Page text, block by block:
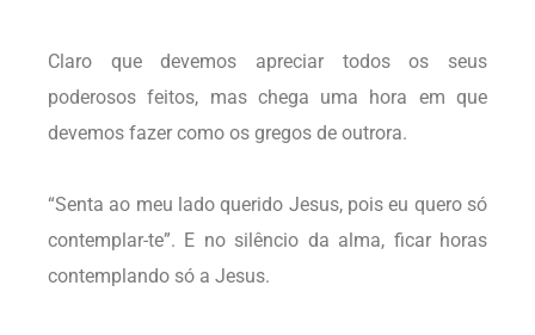
Claro que devemos apreciar todos os seus
poderosos feitos, mas chega uma hora em que
devemos fazer como os gregos de outrora.
“Senta ao meu lado querido Jesus, pois eu quero só
contemplar-te”. E no silêncio da alma, ficar horas
contemplando só a Jesus.